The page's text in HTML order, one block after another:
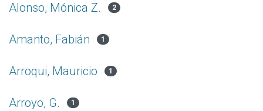
Alonso, Mónica Z. 2
Amanto, Fabián 1
Arroqui, Mauricio 1
Arroyo, G. 1